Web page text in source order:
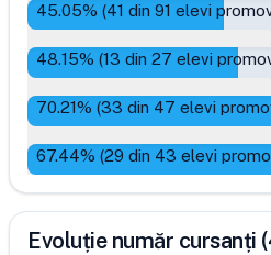
45.05% (41 din 91 elevi
48.15% (13 din 27 elevi
70.21% (33 din 47 elevi
67.44% (29 din 43 elevi
Evoluție număr cursanți